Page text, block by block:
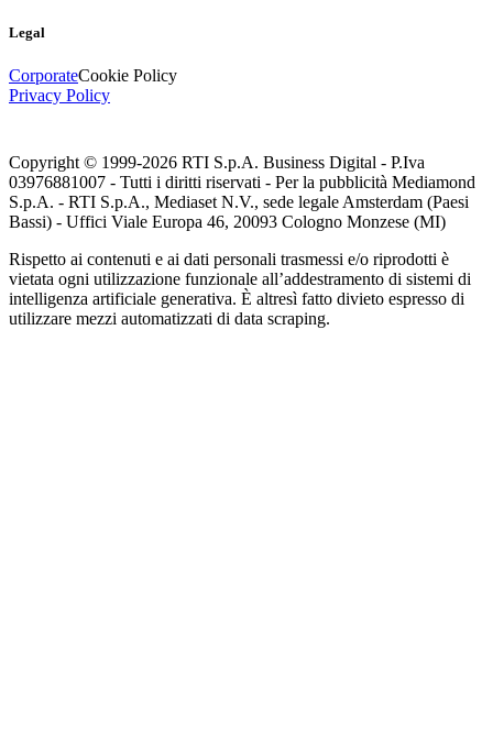
Legal
CorporateCookie Policy
Privacy Policy
Copyright © 1999-2026 RTI S.p.A. Business Digital - P.Iva
03976881007 - Tutti i diritti riservati - Per la pubblicità Mediamond
S.p.A. - RTI S.p.A., Mediaset N.V., sede legale Amsterdam (Paesi
Bassi) - Uffici Viale Europa 46, 20093 Cologno Monzese (MI)
Rispetto ai contenuti e ai dati personali trasmessi e/o riprodotti è
vietata ogni utilizzazione funzionale all’addestramento di sistemi di
intelligenza artificiale generativa. È altresì fatto divieto espresso di
utilizzare mezzi automatizzati di data scraping.